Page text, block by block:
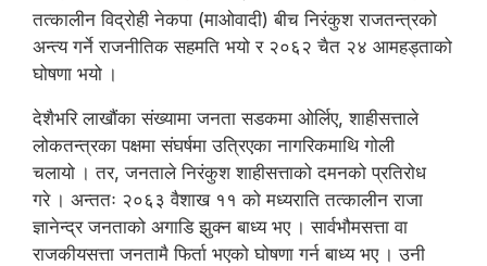
तत्कालीन विद्रोही नेकपा (माओवादी) बीच निरंकुश राजतन्त्रको
अन्त्य गर्ने राजनीतिक सहमति भयो र २०६२ चैत २४ आमहड्ताको
घोषणा भयो ।
देशैभरि लाखौंका संख्यामा जनता सडकमा ओर्लिए, शाहीसत्ताले
लोकतन्त्रका पक्षमा संघर्षमा उत्रिएका नागरिकमाथि गोली
चलायो । तर, जनताले निरंकुश शाहीसत्ताको दमनको प्रतिरोध
गरे । अन्ततः २०६३ वैशाख ११ को मध्यराति तत्कालीन राजा
ज्ञानेन्द्र जनताको अगाडि झुक्न बाध्य भए । सार्वभौमसत्ता वा
राजकीयसत्ता जनतामै फिर्ता भएको घोषणा गर्न बाध्य भए । उनी